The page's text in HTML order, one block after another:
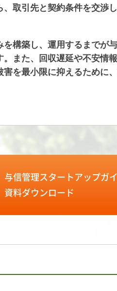
取引先と契約条件を交渉
構築し、運用するまでが
また、回収遅延や不安情
を最小限に抑えるために
与信管理スタートアップガ
資料ダウンロード